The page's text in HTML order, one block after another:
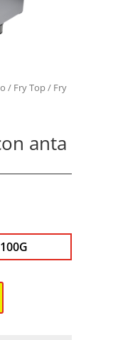
/ Fry Top/ Fry
anta